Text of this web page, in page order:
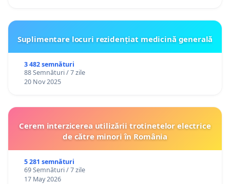
Suplimentare locuri rezidențiat medicină generală
3 482 semnături
88 Semnături / 7 zile
20 Nov 2025
Cerem interzicerea utilizării trotinetelor electrice
de către minori în România
5 281 semnături
69 Semnături / 7 zile
17 May 2026